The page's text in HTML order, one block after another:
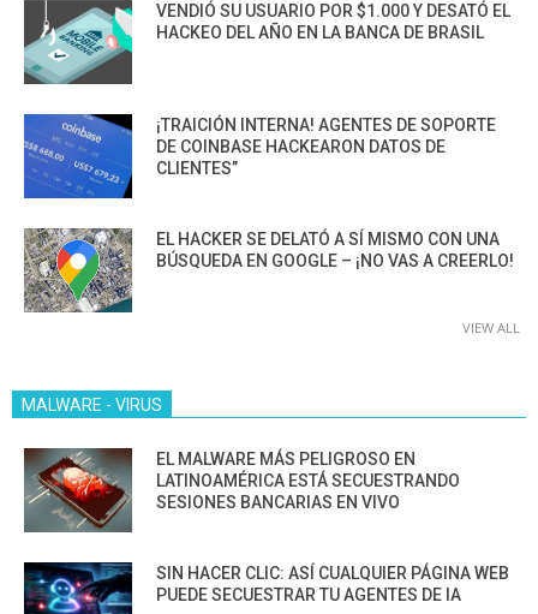
VENDIÓ SU USUARIO POR $1.000 Y DESATÓ EL
HACKEO DEL AÑO EN LA BANCA DE BRASIL
¡TRAICIÓN INTERNA! AGENTES DE SOPORTE
DE COINBASE HACKEARON DATOS DE
CLIENTES”
EL HACKER SE DELATÓ A SÍ MISMO CON UNA
BÚSQUEDA EN GOOGLE – ¡NO VAS A CREERLO!
VIEW ALL
MALWARE - VIRUS
EL MALWARE MÁS PELIGROSO EN
LATINOAMÉRICA ESTÁ SECUESTRANDO
SESIONES BANCARIAS EN VIVO
SIN HACER CLIC: ASÍ CUALQUIER PÁGINA WEB
PUEDE SECUESTRAR TU AGENTES DE IA